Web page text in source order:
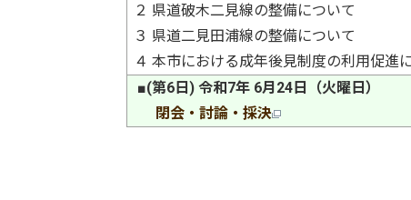
２ 県道破木二見線の整備について
３ 県道二見田浦線の整備について
４ 本市における成年後見制度の利用促進
■(第6日) 令和7年 6月24日（火曜日）
閉会・討論・採決